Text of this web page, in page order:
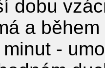
dobu
a
-